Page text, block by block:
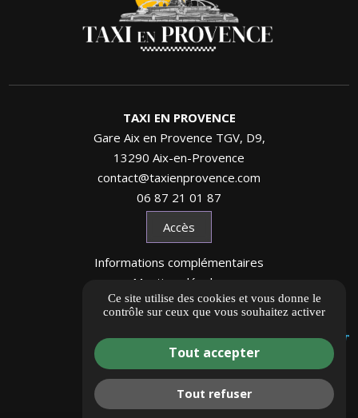
TAXI EN PROVENCE
Gare Aix en Provence TGV, D9,
13290 Aix-en-Provence
contact@taxienprovence.com
06 87 21 01 87
Accès
Informations complémentaires
Mentions légales
Politique de confidentialité
Gestion des cookies
Ce site utilise des cookies et vous donne le
contrôle sur ceux que vous souhaitez activer
Tout accepter
Tout refuser